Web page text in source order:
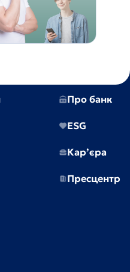
Про банк
ESG
Кар’єра
Пресцентр